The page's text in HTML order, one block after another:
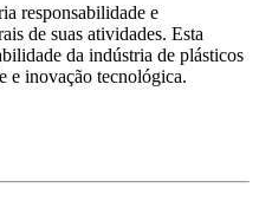
responsabilidade e
de suas atividades. Esta
da indústria de plásticos
e inovação tecnológica.